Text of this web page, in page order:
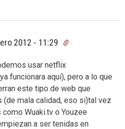
2012 - 11:29
usar netflix
funcionara aquí), pero a lo que
este tipo de web que
mala calidad, eso si)tal vez
Wuaki.tv o Youzee
a ser tenidas en